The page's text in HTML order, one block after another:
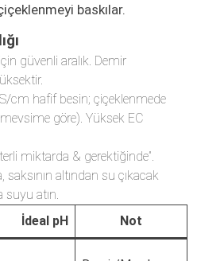
baskılar.
güvenli aralık. Demir
cm hafif besin; çiçeklenmede
göre). Yüksek EC
miktarda & gerektiğinde”.
altından su çıkacak
atın.
İdeal pH Not